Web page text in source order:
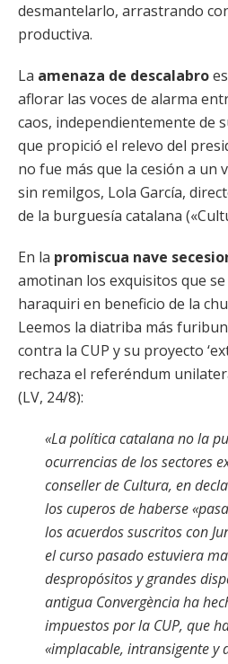
desmantelarlo, arrastrando
productiva.
La amenaza de descalabro
aflorar las voces de alarma
caos, independientemente de
que propició el relevo del
no fue más que la cesión a un
sin remilgos, Lola García,
de la burguesía catalana
En la promiscua nave
amotinan los exquisitos que
haraquiri en beneficio de la
Leemos la diatriba más
contra la CUP y su proyecto
rechaza el referéndum
(LV, 24/8):
«La política catalana no la
ocurrencias de los sectores
conseller de Cultura, en
los cuperos de haberse
los acuerdos suscritos con
el curso pasado estuviera
despropósitos y grandes
antigua Convergència ha
impuestos por la CUP, que
«implacable, intransigente y